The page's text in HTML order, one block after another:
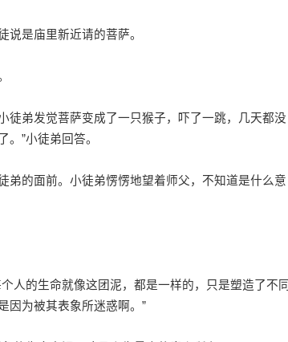
是庙里新近请的菩萨。
弟发觉菩萨变成了一只猴子，吓了一跳，几天都没
”小徒弟回答。
的面前。小徒弟愣愣地望着师父，不知道是什么意
的生命就像这团泥，都是一样的，只是塑造了不同
因为被其表象所迷惑啊。”